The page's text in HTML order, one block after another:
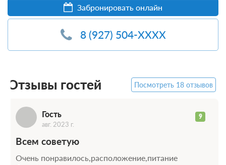
Забронировать онлайн
8 (927) 504-XXXX
Отзывы гостей Посмотреть 18 отзывов
Гость 9
авг. 2023 г.
Всем советую
Очень понравилось,расположение,питание